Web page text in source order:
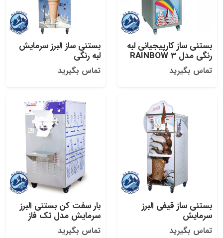
بستنی ساز کارپیجیانی لبه
رنگی مدل RAINBOW 3
تماس بگیرید
بستنی ساز البرز سرمایش
لبه رنگی
تماس بگیرید
بستنی ساز قیفی البرز
سرمایش
تماس بگیرید
بار سفت کن بستنی البرز
سرمایش مدل تک فاز
تماس بگیرید